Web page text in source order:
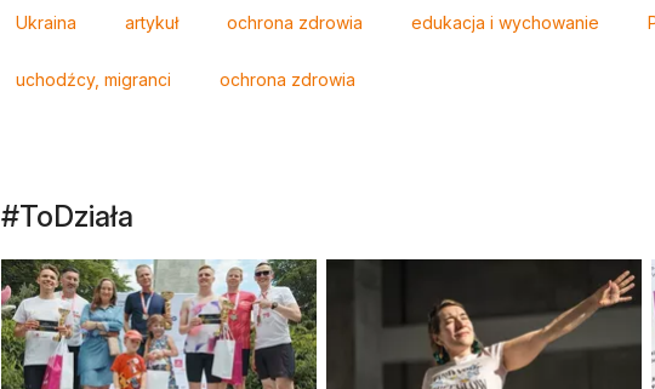
Ukraina artykuł ochrona zdrowia edukacja i wychowanie
uchodźcy, migranci ochrona zdrowia
#ToDziała